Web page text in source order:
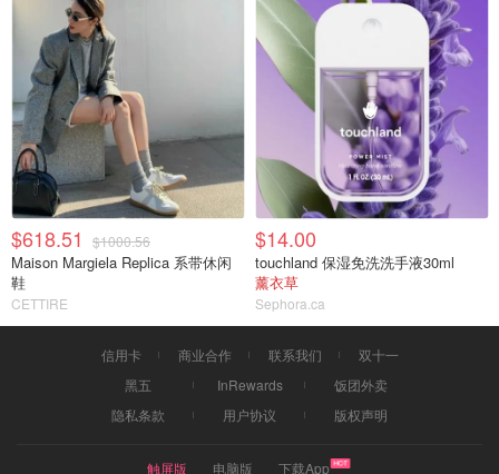
$618.51 $1000.56
Maison Margiela Replica 系带休闲
鞋
CETTIRE
$14.00
touchland 保湿免洗洗手液30ml
薰衣草
Sephora.ca
信用卡 商业合作 联系我们
双十一
黑五
InRewards
饭团外卖
隐私条款
用户协议 版权声明
触屏版 电脑版 下载App